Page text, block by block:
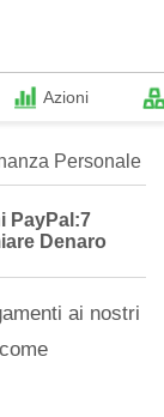
Azioni
Personale
PayPal:7
Denaro
ai nostri